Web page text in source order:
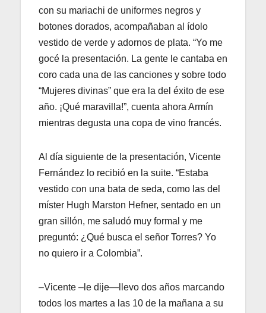
con su mariachi de uniformes negros y
botones dorados, acompañaban al ídolo
vestido de verde y adornos de plata. “Yo me
gocé la presentación. La gente le cantaba en
coro cada una de las canciones y sobre todo
“Mujeres divinas” que era la del éxito de ese
año. ¡Qué maravilla!”, cuenta ahora Armín
mientras degusta una copa de vino francés.
Al día siguiente de la presentación, Vicente
Fernández lo recibió en la suite. “Estaba
vestido con una bata de seda, como las del
míster Hugh Marston Hefner, sentado en un
gran sillón, me saludó muy formal y me
preguntó: ¿Qué busca el señor Torres? Yo
no quiero ir a Colombia”.
–Vicente –le dije—llevo dos años marcando
todos los martes a las 10 de la mañana a su